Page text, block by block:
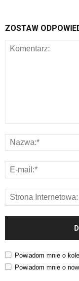
ZOSTAW
Powiadom mnie o
Powiadom mnie o